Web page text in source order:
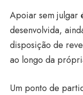
Apoiar sem julgar
desenvolvida,
disposição de
ao longo da
Um ponto de